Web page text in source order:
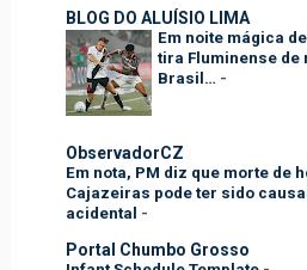
BLOG DO ALUÍSIO LIMA
Em noite mágica
tira Fluminense de
Brasil… -
ObservadorCZ
Em nota, PM diz que morte de
Cajazeiras pode ter sido
acidental -
Portal Chumbo Grosso